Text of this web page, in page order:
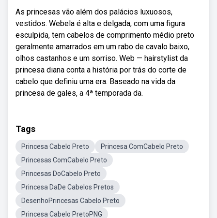
As princesas vão além dos palácios luxuosos,
vestidos. Webela é alta e delgada, com uma figura
esculpida, tem cabelos de comprimento médio preto
geralmente amarrados em um rabo de cavalo baixo,
olhos castanhos e um sorriso. Web — hairstylist da
princesa diana conta a história por trás do corte de
cabelo que definiu uma era. Baseado na vida da
princesa de gales, a 4ª temporada da.
Tags
Princesa Cabelo Preto
Princesa ComCabelo Preto
Princesas ComCabelo Preto
Princesas DoCabelo Preto
Princesa DaDe Cabelos Pretos
DesenhoPrincesas Cabelo Preto
Princesa Cabelo PretoPNG